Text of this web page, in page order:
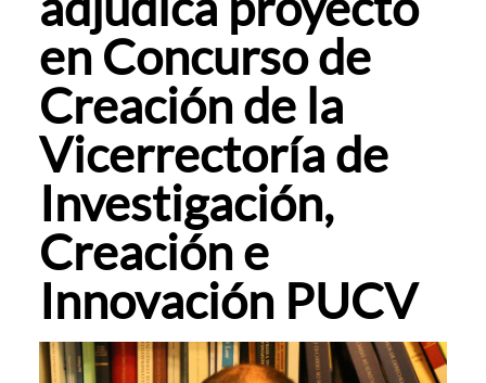
Investigación y Biblioteca
Vinculación con el Medio y Alumni
en Concurso de
Creación de la
Vicerrectoría de
Investigación,
Creación e
Innovación PUCV